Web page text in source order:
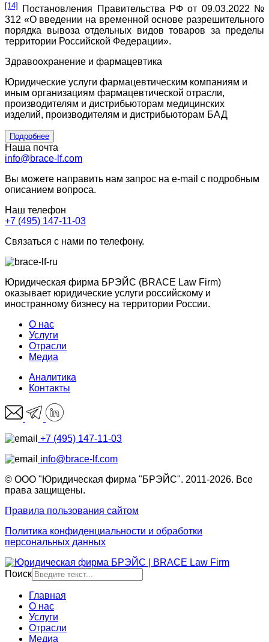
[14]
Постановления Правительства РФ от 09.03.2022 №
312 «О введении на временной основе разрешительного
порядка вывоза отдельных видов товаров за пределы
территории Российской Федерации».
Здравоохранение и фармацевтика
Юридические услуги фармацевтическим компаниям и
иным организациям фармацевтической отрасли,
производителям и дистрибьюторам медицинских
изделий, производителям и дистрибьюторам БАД
Подробнее
Наша почта
info@brace-lf.com
Вы можете направить нам запрос на e-mail с подробным
описанием вопроса.
Наш телефон
+7 (495) 147-11-03
Связаться с нами по телефону.
Юридическая фирма БРЭЙС (BRACE Law Firm)
оказывает юридические услуги российскому и
иностранному бизнесу на территории России.
О нас
Услуги
Отрасли
Медиа
Аналитика
Контакты
+7 (495) 147-11-03
info@brace-lf.com
© ООО "Юридическая фирма "БРЭЙС". 2011-2026. Все
права защищены.
Правила пользования сайтом
Политика конфиденциальности и обработки
персональных данных
Поиск
Главная
О нас
Услуги
Отрасли
Медиа